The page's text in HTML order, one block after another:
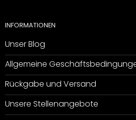
INFORMATIONEN
Unser Blog
Allgemeine
Rückgabe und Versand
Unsere Stellenangebote